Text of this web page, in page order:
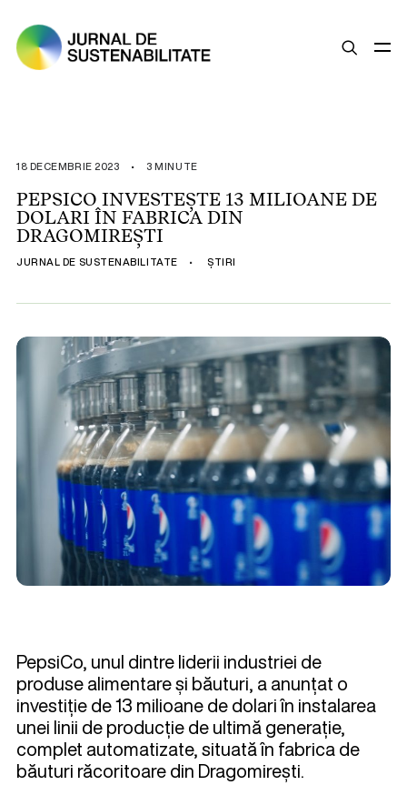
ȘTIRI
OPINII
ESG
COMPANII SUSTENABILE
18 DECEMBRIE 2023 • 3 MINUTE
PEPSICO INVESTEȘTE 13 MILIOANE DE
DOLARI ÎN FABRICA DIN
DRAGOMIREȘTI
JURNAL DE SUSTENABILITATE • ȘTIRI
PepsiCo, unul dintre liderii industriei de
produse alimentare și băuturi, a anunțat o
investiție de 13 milioane de dolari în instalarea
unei linii de producție de ultimă generație,
complet automatizate, situată în fabrica de
băuturi răcoritoare din Dragomirești.